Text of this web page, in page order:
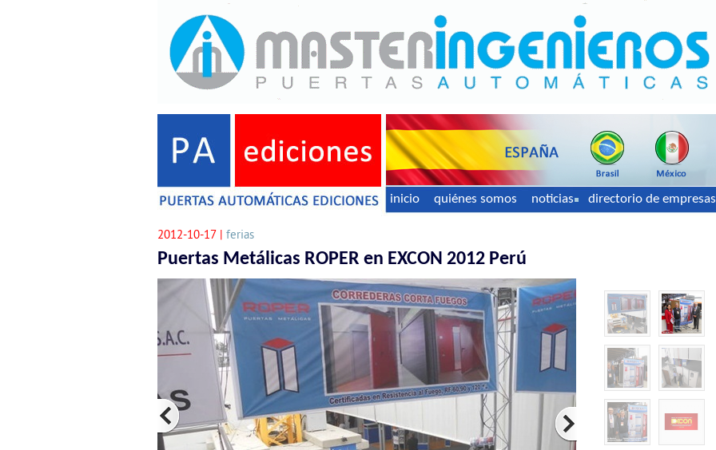
inicio quiénes somos noticias directorio de empresas
2012-10-17 | ferias
Puertas Metálicas ROPER en EXCON 2012 Perú